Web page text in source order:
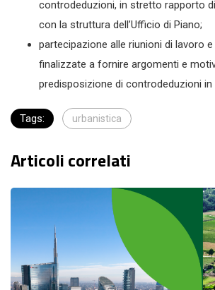
controdeduzioni, in stretto rapporto
con la struttura dell’Ufficio di Piano;
partecipazione alle riunioni di lavoro
finalizzate a fornire argomenti e
predisposizione di controdeduzioni
Tags: urbanistica
Articoli correlati